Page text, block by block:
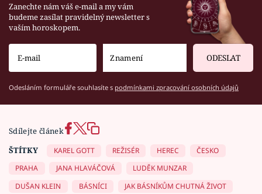
Zanechte nám váš e-mail a my vám
budeme zasílat pravidelný newsletter s
vaším horoskopem.
ODESLAT
Odesláním formuláře souhlasíte s podmínkami zpracování osobních údajů
Sdílejte článek
ŠTÍTKY
KAREL GOTT REŽISÉR HEREC
ČESKO
PRAHA
JANA HLAVÁČOVÁ
LUDĚK MUNZAR
DUŠAN KLEIN
BÁSNÍCI
JAK BÁSNÍKŮM CHUTNÁ ŽIVOT